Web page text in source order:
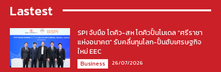
Lastest
SPI จับมือ โตคิว-สห โตคิวปั้นโมเดล “ศรีราชา
แห่งอนาคต” รับคลื่นทุนโลก-ปั้นฮับเศรษฐกิจ
ใหม่ EEC
Business 26/07/2026